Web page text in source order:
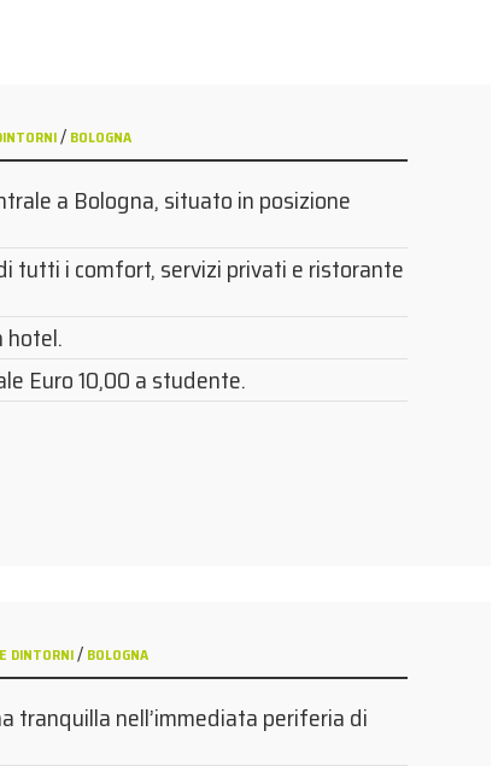
/ BOLOGNA
a Bologna, situato in posizione
tutti i comfort, servizi privati e ristorante
hotel.
Euro 10,00 a studente.
DINTORNI/ BOLOGNA
tranquilla nell’immediata periferia di